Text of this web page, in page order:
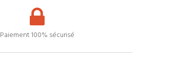
Paiement 100% sécurisé